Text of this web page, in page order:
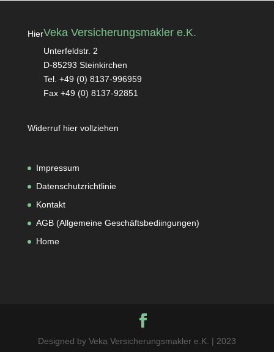
HierVeka Versicherungsmakler e.K.
Unterfeldstr. 2
D-85293 Steinkirchen
Tel. +49 (0) 8137-996959
Fax +49 (0) 8137-92851
Widerruf hier vollziehen
Impressum
Datenschutzrichtlinie
Kontakt
AGB (Allgemeine Geschäftsbediingungen)
Home
Designed by Veka Versicherungsmakler e.K. | 2023